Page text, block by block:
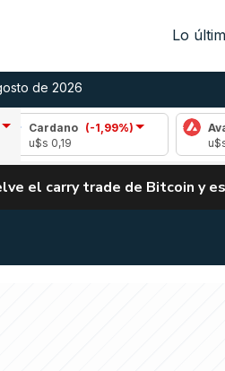
Lo
de 2026
(-1,99%)
Avalanche
el carry trade de Bitcoin y